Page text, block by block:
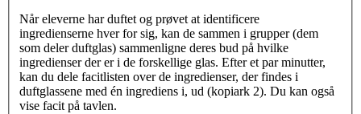
Når eleverne har duftet og prøvet at identificere
ingredienserne hver for sig, kan de sammen i grupper (dem
som deler duftglas) sammenligne deres bud på hvilke
ingredienser der er i de forskellige glas. Efter et par minutter,
kan du dele facitlisten over de ingredienser, der findes i
duftglassene med én ingrediens i, ud (kopiark 2). Du kan også
vise facit på tavlen.